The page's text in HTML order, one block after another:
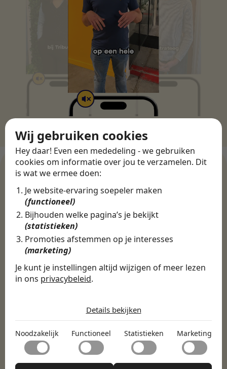
Wij gebruiken cookies
Hey daar! Even een mededeling - we gebruiken
cookies om informatie over jou te verzamelen. Dit
is wat we ermee doen:
Je website-ervaring soepeler maken
(functioneel)
Bijhouden welke pagina’s je bekijkt
(statistieken)
Promoties afstemmen op je interesses
(marketing)
Je kunt je instellingen altijd wijzigen of meer lezen
in ons privacybeleid.
Noodzakelijk
Noodzakelijke cookies helpen een website bruikbaar te
maken door basisfuncties zoals paginanavigatie en
toegang tot beveiligde delen van de website mogelijk te
Functioneel
Details bekijken
Noodzakelijk Functioneel Statistieken Marketing
WERKGEVERS
Ontdek meer dan 500+
werkgevers
Finance, HR & administratie
Marketing & Communicatie
Sales & Inkoop
Beleid & Organisatie
Onderwijs & Kinderopvang